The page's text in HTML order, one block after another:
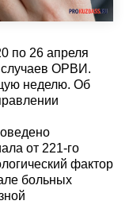
по 26 апреля
случаев ОРВИ.
неделю. Об
от 221-го
фактор
больных